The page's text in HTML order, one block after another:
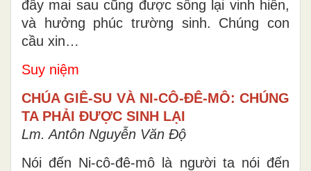
đây mai sau cũng được sống lại vinh hiển,
và hưởng phúc trường sinh. Chúng con
cầu xin…
Suy niệm
CHÚA GIÊ-SU VÀ NI-CÔ-ĐÊ-MÔ: CHÚNG
TA PHẢI ĐƯỢC SINH LẠI
Lm. Antôn Nguyễn Văn Độ
Nói đến Ni-cô-đê-mô là người ta nói đến